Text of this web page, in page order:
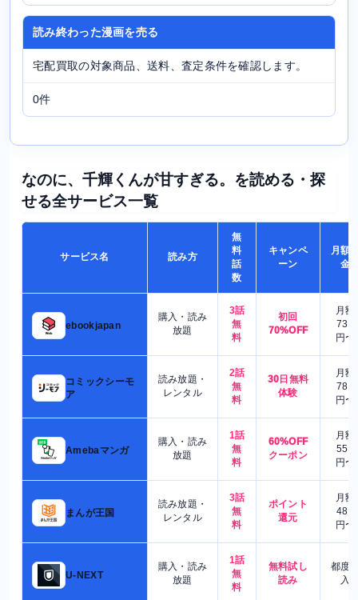
読み終わった漫画を売る
宅配買取の対象商品、送料、査定条件を確認します。
0件
なのに、千輝くんが甘すぎる。を読める・探
せる全サービス一覧
サービス名 読み方
無
料
話
数
キャンペ
ーン
月額
金
ebookjapan
購入・読み
放題
3話
無
料
初回
70%OFF
月額
730
円〜
コミックシーモ
ア
読み放題・
レンタル
2話
無
料
30日無料
体験
月額
780
円〜
Amebaマンガ
購入・読み
放題
1話
無
料
60%OFF
クーポン
月額
550
円〜
まんが王国
読み放題・
レンタル
3話
無
料
ポイント
還元
月額
480
円〜
U-NEXT
購入・読み
放題
1話
無
料
無料試し
読み
都度
入